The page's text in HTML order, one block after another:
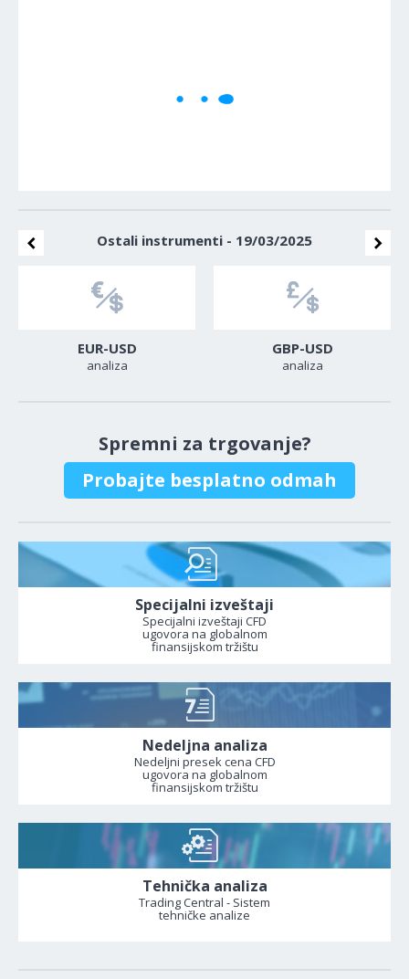
Ostali instrumenti - 19/03/2025
EUR-USD
analiza
GBP-USD
analiza
Spremni za trgovanje?
Probajte besplatno odmah
Specijalni izveštaji
Specijalni izveštaji CFD
ugovora na globalnom
finansijskom tržištu
Nedeljna analiza
Nedeljni presek cena CFD
ugovora na globalnom
finansijskom tržištu
Tehnička analiza
Trading Central - Sistem
tehničke analize